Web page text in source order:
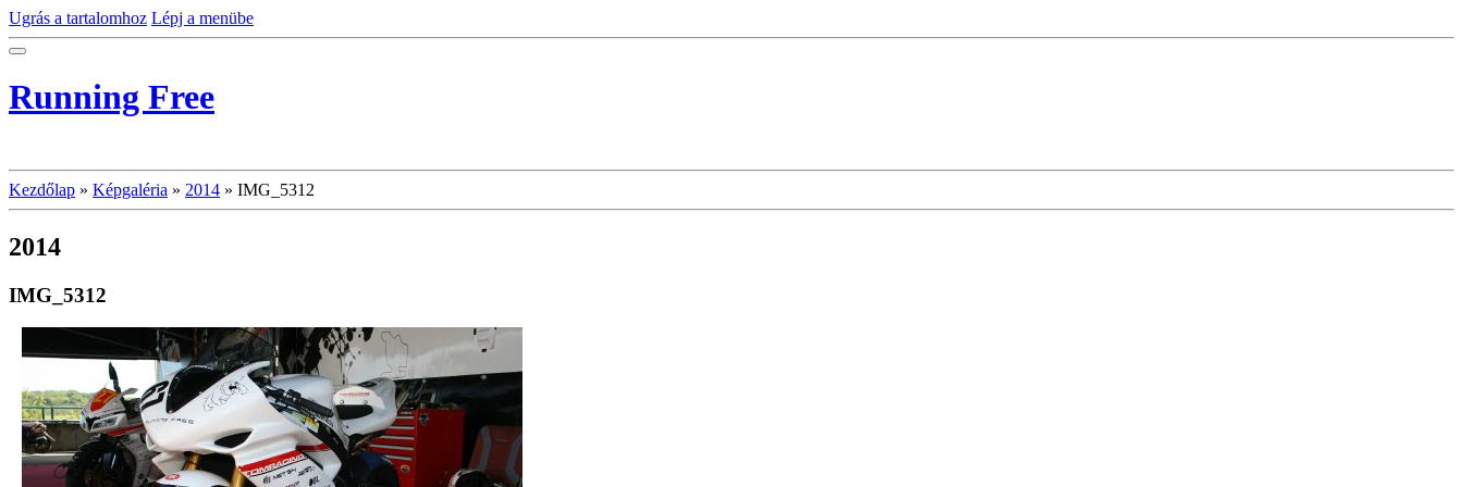
Ugrás a tartalomhoz Lépj a menübe
Running Free
Kezdőlap » Képgaléria » 2014 » IMG_5312
2014
IMG_5312